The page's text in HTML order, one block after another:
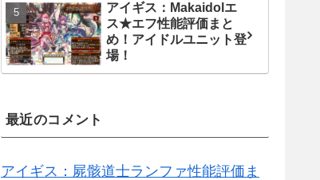
アイギス：Makaidolエ
ス★エフ性能評価まと
め！アイドルユニット登
場！
最近のコメント
アイギス：屍骸道士ランファ性能評価ま